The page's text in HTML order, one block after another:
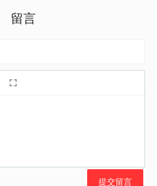
留言
提交留言